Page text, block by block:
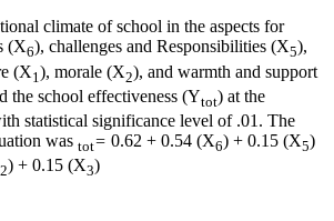
climate of school in the aspects for
(X6), challenges and Responsibilities (X5),
(X1 ), morale (X2), and warmth and support
the school effectiveness (Ytot) at the
statistical significance level of .01. The
was tot= 0.62 + 0.54 (X6) + 0.15 (X5)
2) + 0.15 (X3)